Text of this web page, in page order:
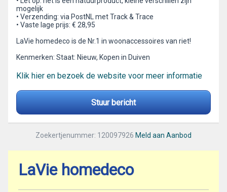
mogelijk
• Verzending: via PostNL met Track & Trace
• Vaste lage prijs: € 28,95
LaVie homedeco is de Nr.1 in woonaccessoires van riet!
Kenmerken: Staat: Nieuw, Kopen in Duiven
Klik hier en bezoek de website voor meer informatie
Stuur bericht
Zoekertjenummer: 120097926 Meld aan Aanbod
LaVie homedeco